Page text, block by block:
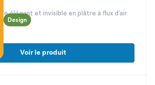
Design
élégant et invisible en plâtre à flux d’air
Voir le produit